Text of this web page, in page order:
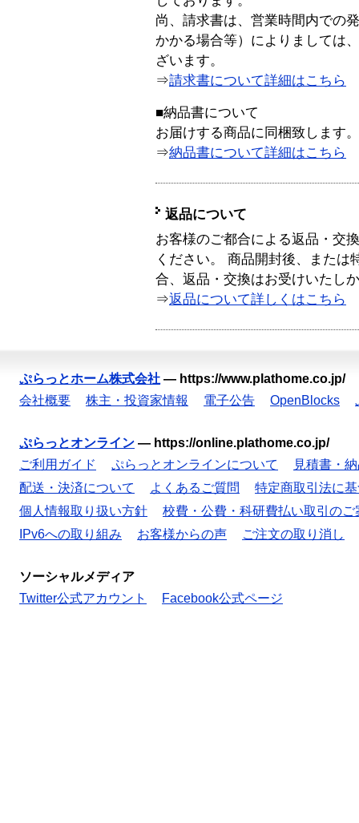
尚、請求書は、営業時間内での
かかる場合等）によりましては
ざいます。
⇒請求書について詳細はこちら
■納品書について
お届けする商品に同梱致します。
⇒納品書について詳細はこちら
返品について
お客様のご都合による返品・交
ください。 商品開封後、または
合、返品・交換はお受けいたし
⇒返品について詳しくはこちら
ぷらっとホーム株式会社 — https://www.plathome.co.jp/
会社概要
株主・投資家情報 電子公告 OpenBlocks
ぷらっとオンライン — https://online.plathome.co.jp/
ご利用ガイド
ぷらっとオンラインについて
見積書・
配送・決済について
よくあるご質問
特定商取引法に
個人情報取り扱い方針
校費・公費・科研費払い取引のご
IPv6への取り組み
お客様からの声 ご注文の取り消し
ソーシャルメディア
Twitter公式アカウント
Facebook公式ページ